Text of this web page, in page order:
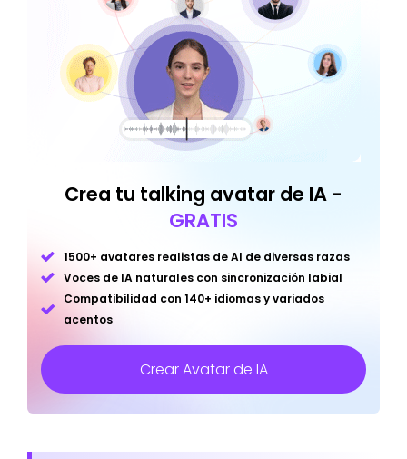
Crea tu talking avatar de IA -
GRATIS
1500+ avatares realistas de AI de diversas razas
Voces de IA naturales con sincronización labial
Compatibilidad con 140+ idiomas y variados
acentos
Crear Avatar de IA